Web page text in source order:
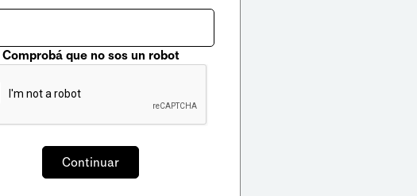
Comprobá que no sos un robot